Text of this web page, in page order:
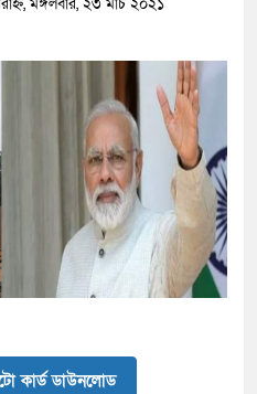
কার্ড ডাউনলোড